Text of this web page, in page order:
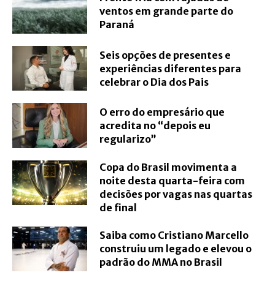
ventos em grande parte do
Paraná
Seis opções de presentes e
experiências diferentes para
celebrar o Dia dos Pais
O erro do empresário que
acredita no “depois eu
regularizo”
Copa do Brasil movimenta a
noite desta quarta-feira com
decisões por vagas nas quartas
de final
Saiba como Cristiano Marcello
construiu um legado e elevou o
padrão do MMA no Brasil